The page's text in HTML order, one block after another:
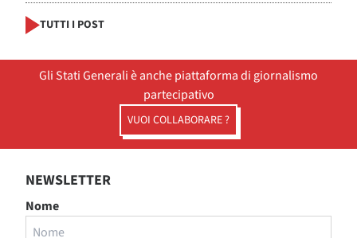
TUTTI I POST
Gli Stati Generali è anche piattaforma di giornalismo
partecipativo
VUOI COLLABORARE ?
NEWSLETTER
Nome